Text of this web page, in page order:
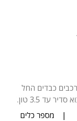
מתייחס לרכבים החל משנת-1996, רכבים כבדים החל
|
מספר כלים